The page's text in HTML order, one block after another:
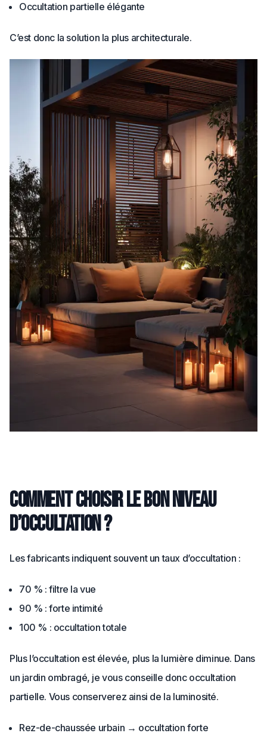
Occultation partielle élégante
C’est donc la solution la plus architecturale.
Comment choisir le bon niveau
d’occultation ?
Les fabricants indiquent souvent un taux d’occultation :
70 % : filtre la vue
90 % : forte intimité
100 % : occultation totale
Plus l’occultation est élevée, plus la lumière diminue. Dans
un jardin ombragé, je vous conseille donc occultation
partielle. Vous conserverez ainsi de la luminosité.
Rez-de-chaussée urbain → occultation forte